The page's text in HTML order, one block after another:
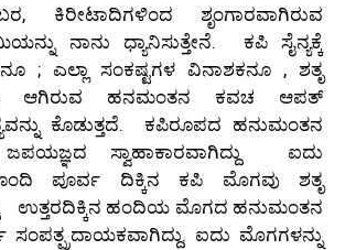
ಕಿರೀಟಾದಿಗಳಿಂದ ಶೃಂಗಾರವಾಗಿರುವ
ನಾನು ಧ್ಯಾನಿಸುತ್ತೇನೆ. ಕಪಿ ಸೈನ್ಯಕ್ಕೆ
; ಎಲ್ಲಾ ಸಂಕಷ್ಟಗಳ ವಿನಾಶಕನೂ , ಶತೃ
ಆಗಿರುವ ಹನಮಂತನ ಕವಚ ಆಪತ್
ಕೊಡುತ್ತದೆ. ಕಪಿರೂಪದ ಹನುಮಂತನ
ಸ್ವಾಹಾಕಾರವಾಗಿದ್ದು ಐದು
ಪೂರ್ವ ದಿಕ್ಕಿನ ಕಪಿ ಮೊಗವು ಶತೃ
ಉತ್ತರದಿಕ್ಕಿನ ಹಂದಿಯ ಮೊಗದ ಹನುಮಂತನ
ಐದು ಮೊಗಗಳನ್ನು